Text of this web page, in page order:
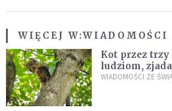
WIĘCEJ W:WIADOMOŚCI
Kot przez trzy
ludziom,
kaczki. W
WIADOMOŚCI ZE